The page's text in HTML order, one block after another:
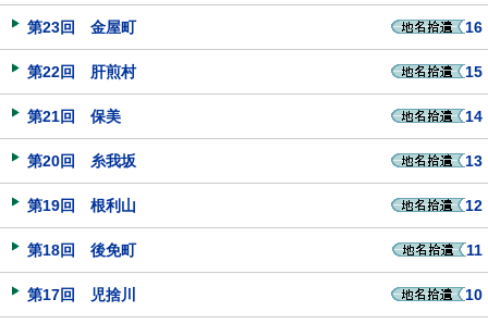
第23回 金屋町 16
第22回 肝煎村 15
第21回 保美 14
第20回 糸我坂 13
第19回 根利山 12
第18回 後免町 11
第17回 児捨川 10